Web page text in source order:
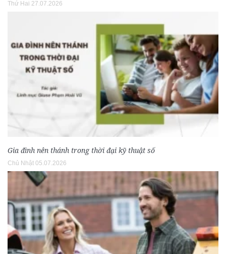
Thứ Hai 27.07.2026
Gia đình nên thánh trong thời đại kỹ thuật số
Chủ Nhật 05.07.2026